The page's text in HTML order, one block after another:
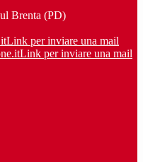
Brenta (PD)
Link per inviare una mail
Link per inviare una mail